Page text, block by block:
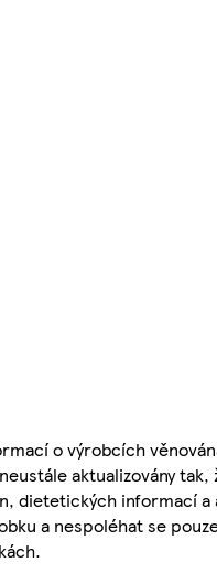
o výrobcích
aktualizovány tak,
dietetických informací a
a nespoléhat se